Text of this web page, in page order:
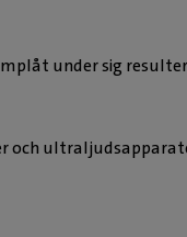
under sig
och